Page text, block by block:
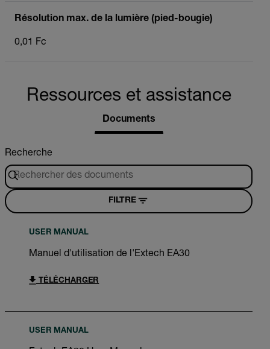
Résolution max. de la lumière (pied-bougie)
0,01 Fc
Ressources et assistance
Documents
Recherche
FILTRE
USER MANUAL
Manuel d'utilisation de l'Extech EA30
TÉLÉCHARGER
USER MANUAL